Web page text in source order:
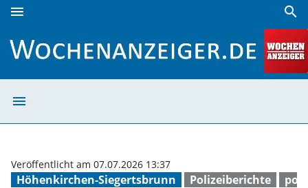
menu search
menu
Höhenkirchen-Siegertsbrunn Polizeiberichte
Veröffentlicht am 07.07.2026 13:37